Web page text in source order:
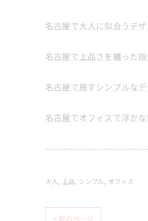
名古屋で大人に似合うデ
名古屋で上品さを纏った
名古屋で施すシンプルな
名古屋でオフィスで浮か
大人 上品 シンプル オフィス
< 前のページ